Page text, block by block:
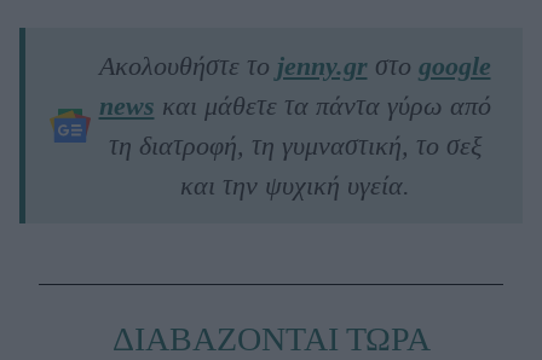
Ακολουθήστε το jenny.grστο google
news και μάθετε τα πάντα γύρω από
τη διατροφή, τη γυμναστική, το σεξ
και την ψυχική υγεία.
ΔΙΑΒΑΖΟΝΤΑΙ ΤΩΡΑ